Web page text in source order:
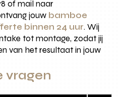
of mail naar
jouw bamboe
binnen 24 uur. Wij
tot montage, zodat jij
van het resultaat in jouw
vragen